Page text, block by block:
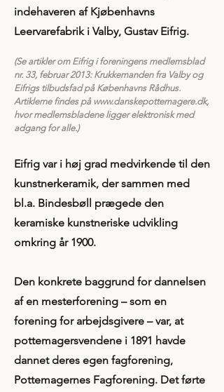
indehaveren af Kjøbenhavns
Leervarefabrik i Valby, Gustav Eifrig.
(Se artikler om Eifrig i foreningens medlemsblad
nr. 33, februar 2013: Krukkemanden fra Valby og
Eifrigs tilbudsfad på Københavns Rådhus.
Artiklerne findes på www.danskepottemagere.dk,
hvor medlemsbladene ligger elektronisk med
adgang for alle.)
Eifrig var i høj grad medvirkende til den
kunstnerkeramik, der sammen med
bl.a. Bindesbøll prægede den
keramiske kunstneriske udvikling
omkring år 1900.
Den konkrete baggrund for dannelsen
af en mesterforening – som en
forening for arbejdsgivere – var, at
pottemagersvendene i 1891 havde
dannet deres egen fagforening,
Pottemagernes Fagforening. Det førte